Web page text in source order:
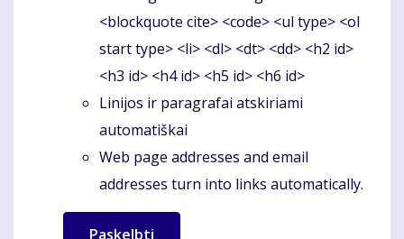
<blockquote cite> <code> <ul type> <ol
start type> <li> <dl> <dt> <dd> <h2 id>
<h3 id> <h4 id> <h5 id> <h6 id>
Linijos ir paragrafai atskiriami
automatiškai
Web page addresses and email
addresses turn into links automatically.